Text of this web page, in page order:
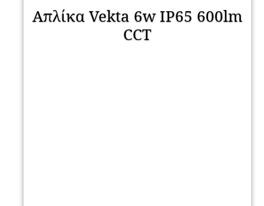
Απλίκα Vekta 6w IP65 600lm
CCT